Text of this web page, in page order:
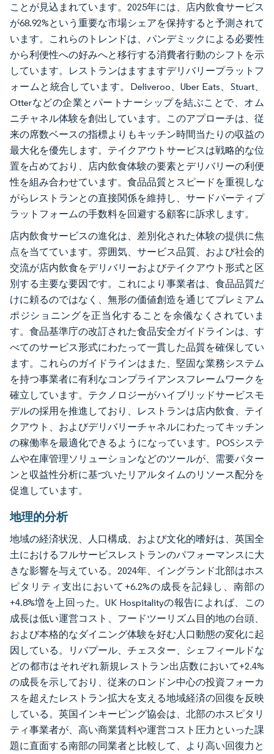
ことが見込まれています。2025年には、店内飲食サービス
が68.92%という重要な市場シェアを保持すると予測されて
います。これらのトレンドは、パンデミックによる必要性
から利便性への好みへと移行する消費者行動のシフトを示
しています。レストランはますますデリバリープラットフ
ォームと統合しています。Deliveroo、Uber Eats、Stuart、
Otterなどの企業とパートナーシップを結ぶことで、オム
ニチャネル体験を創出しています。このアプローチは、従
来の席数ベースの指標よりもキッチン時間当たりの収益の
最大化を優先します。テイクアウトサービスは戦略的な位
置を占めており、店内飲食体験の要素とデリバリーの利便
性を組み合わせています。食品品質とスピードを重視しな
がらレストランとの直接関係を維持し、サードパーティプ
ラットフォームの手数料を回避する顧客に訴求します。
店内飲食サービスの進化は、差別化された体験の提供に焦
点を当てています。雰囲気、サービス品質、および社会的
交流が店内飲食をデリバリーおよびテイクアウト形式と区
別する主要な要因です。これにより事業者は、食品品質だ
けに頼るのではなく、無形の価値創造を通じてプレミアム
ポジショニングを正当化することを余儀なくされていま
す。食品基準庁の改訂された食品安全ガイドラインは、す
べてのサービス形式にわたって一貫した品質を確保してい
ます。これらのガイドラインはまた、堅固な業務システム
を持つ事業者に有利なコンプライアンスフレームワークを
確立しています。テクノロジーがハイブリッドサービスモ
デルの採用を推進しており、レストランは店内飲食、テイ
クアウト、およびデリバリーチャネルにわたってキッチン
の稼働率を最適化できるようになっています。POSシステ
ムや在庫管理ソリューションなどのツールが、需要パター
ンと収益性分析に基づいたリアルタイムのリソース配分を
促進しています。
地理的分析
地域の経済状況、人口構成、および文化的嗜好は、英国全
土におけるフルサービスレストランのパフォーマンスに大
きな影響を与えている。2024年、イングランド北部はホス
ピタリティ支出において+6.2%の成長を記録し、南部の
+4.8%増を上回った。UK Hospitalityの報告によれば、この
成長は低い運営コスト、フードツーリズム目的地の台頭、
および本格的なダイニング体験を好む人口動態の変化に起
因している。リバプール、チェスター、シェフィールドな
どの都市はそれぞれ新規レストラン出店数において+2.4%
の成長を示しており、従来のロンドン中心の投資フォーカ
スを超えたレストラン拡大を支える地域経済の回復を反映
している。英国インキーピング協会は、北部のホスピタリ
ティ事業者が、高い商業賃料や運営コスト圧力といった課
題に直面する南部の同業者と比較して、より高い回復力と